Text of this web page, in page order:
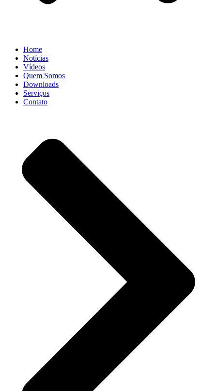
Home
Notícias
Vídeos
Quem Somos
Downloads
Serviços
Contato